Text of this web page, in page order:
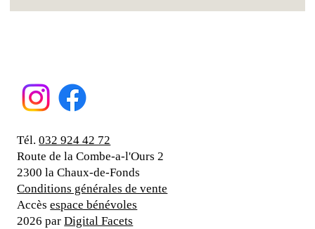
Tél.032 924 42 72
Route de la Combe-a-l'Ours 2
2300 la Chaux-de-Fonds
Conditions générales de vente
Accèsespace bénévoles
2026 parDigital Facets